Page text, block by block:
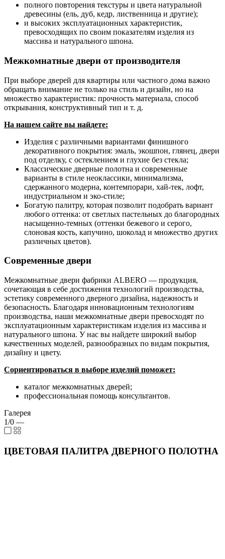
полного повторения текстуры и цвета натуральной
древесины (ель, дуб, кедр, лиственница и другие);
и высоких эксплуатационных характеристик,
превосходящих по своим показателям изделия из
массива и натурального шпона.
Межкомнатные двери от производителя
При выборе дверей для квартиры или частного дома важно
обращать внимание не только на стиль и дизайн, но на
множество характеристик: прочность материала, способ
открывания, конструктивный тип и т. д.
На нашем сайте вы найдете:
Изделия с различными вариантами финишного
декоративного покрытия: эмаль, экошпон, глянец, двери
под отделку, с остеклением и глухие без стекла;
Классические дверные полотна и современные
варианты в стиле неоклассики, минимализма,
сдержанного модерна, контемпорари, хай-тек, лофт,
индустриальном и эко-стиле;
Богатую палитру, которая позволит подобрать вариант
любого оттенка: от светлых пастельных до благородных
насыщенно-темных (оттенки бежевого и серого,
слоновая кость, капучино, шоколад и множество других
различных цветов).
Современные двери
Межкомнатные двери фабрики ALBERO — продукция,
сочетающая в себе достижения технологий производства,
эстетику современного дверного дизайна, надежность и
безопасность. Благодаря инновационным технологиям
производства, наши межкомнатные двери превосходят по
эксплуатационным характеристикам изделия из массива и
натурального шпона. У нас вы найдете широкий выбор
качественных моделей, разнообразных по видам покрытия,
дизайну и цвету.
Сориентироваться в выборе изделий поможет:
каталог межкомнатных дверей;
профессиональная помощь консультантов.
Галерея
1/0 —
ЦВЕТОВАЯ ПАЛИТРА ДВЕРНОГО ПОЛОТНА